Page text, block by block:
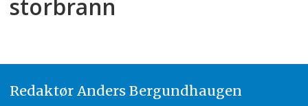
storbrann
Redaktør Anders Bergundhaugen